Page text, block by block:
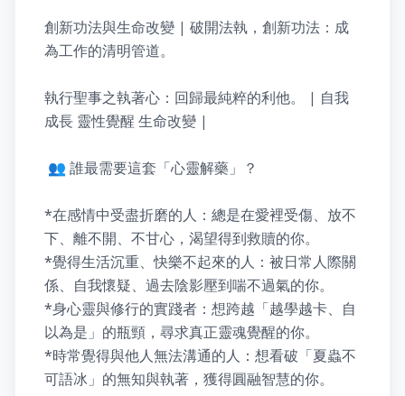
創新功法與生命改變 | 破開法執，創新功法：成
為工作的清明管道。
執行聖事之執著心：回歸最純粹的利他。 | 自我
成長 靈性覺醒 生命改變 |
*在感情中受盡折磨的人：總是在愛裡受傷、放不
下、離不開、不甘心，渴望得到救贖的你。
*覺得生活沉重、快樂不起來的人：被日常人際關
係、自我懷疑、過去陰影壓到喘不過氣的你。
*身心靈與修行的實踐者：想跨越「越學越卡、自
以為是」的瓶頸，尋求真正靈魂覺醒的你。
*時常覺得與他人無法溝通的人：想看破「夏蟲不
可語冰」的無知與執著，獲得圓融智慧的你。